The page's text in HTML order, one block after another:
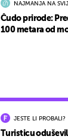
JESTE LI PROBALI?
Turisticu
NAJMANJA NA
Čudo prirode:
100 metara od